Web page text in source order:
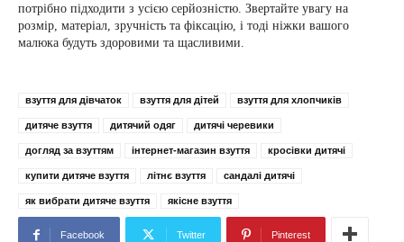
потрібно підходити з усією серйозністю. Звертайте увагу на
розмір, матеріал, зручність та фіксацію, і тоді ніжки вашого
малюка будуть здоровими та щасливими.
взуття для дівчаток взуття для дітей взуття для хлопчиків
дитяче взуття дитячий одяг дитячі черевики
догляд за взуттям інтернет-магазин взуття кросівки дитячі
купити дитяче взуття літнє взуття сандалі дитячі
як вибрати дитяче взуття якісне взуття
Facebook Twitter Pinterest